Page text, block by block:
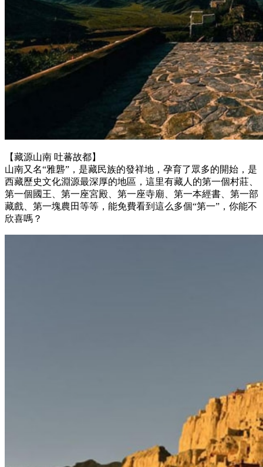
【藏源山南 吐蕃故都】
山南又名“雅礱”，是藏民族的發祥地，孕育了眾多的開始，是
西藏歷史文化淵源最深厚的地區，這里有藏人的第一個村莊、
第一個國王、第一座宮殿、第一座寺廟、第一本經書、第一部
藏戲、第一塊農田等等，能免費看到這么多個“第一”，你能不
欣喜嗎？